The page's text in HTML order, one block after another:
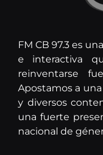
FM CB 97.3 es
e interactiva
reinventarse
Apostamos a
y diversos
una fuerte
nacional de